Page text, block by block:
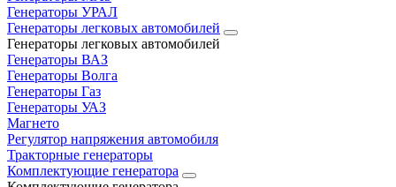
Генераторы УРАЛ
Генераторы легковых автомобилей
Генераторы легковых автомобилей
Генераторы ВАЗ
Генераторы Волга
Генераторы Газ
Генераторы УАЗ
Магнето
Регулятор напряжения автомобиля
Тракторные генераторы
Комплектующие генератора